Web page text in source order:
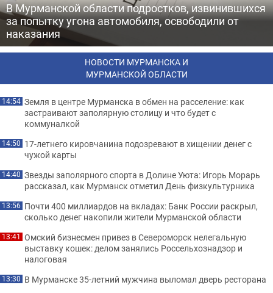
В Мурманской области подростков, извинившихся
за попытку угона автомобиля, освободили от
наказания
НОВОСТИ МУРМАНСКА И
МУРМАНСКОЙ ОБЛАСТИ
14:54 Земля в центре Мурманска в обмен на расселение: как
застраивают заполярную столицу и что будет с
коммуналкой
14:50 17-летнего кировчанина подозревают в хищении денег с
чужой карты
14:40 Звезды заполярного спорта в Долине Уюта: Игорь Морарь
рассказал, как Мурманск отметил День физкультурника
13:56 Почти 400 миллиардов на вкладах: Банк России раскрыл,
сколько денег накопили жители Мурманской области
13:41 Омский бизнесмен привез в Североморск нелегальную
выставку кошек: делом занялись Россельхознадзор и
налоговая
13:30 В Мурманске 35-летний мужчина выломал дверь ресторана